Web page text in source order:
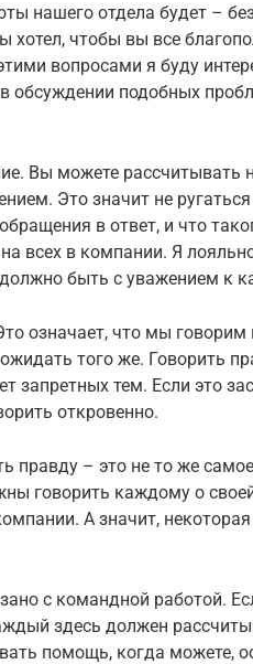
нашего отдела будет –
хотел, чтобы вы все
вопросами я буду
обсуждении подобных
Вы можете рассчитывать
Это значит не
в ответ, и что
всех в компании. Я
быть с уважением к
означает, что мы
того же. Говорить
запретных тем. Если это
откровенно.
правду – это не то же
говорить каждому о своей
А значит,
с командной работой.
здесь должен
помощь, когда можете,